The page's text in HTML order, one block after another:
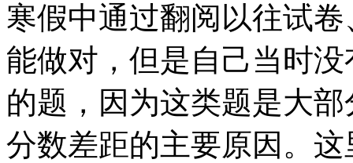
寒假中通过翻阅以往试
能做对，但是自己当时
的题，因为这类题是大
分数差距的主要原因。